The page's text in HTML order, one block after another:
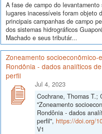
A fase de campo do
lugares inacessíveis foram objeto
principais campanhas de campo
dos sistemas hidrográficos
Machado e seus tributár...
Zoneamento socioeconômico-
Rondônia - dados analíticos
perfil
Jul 4, 2023
Cochrane, Thomas T.;
"Zoneamento
Rondônia - dados
perfil", https://doi.org/
V1